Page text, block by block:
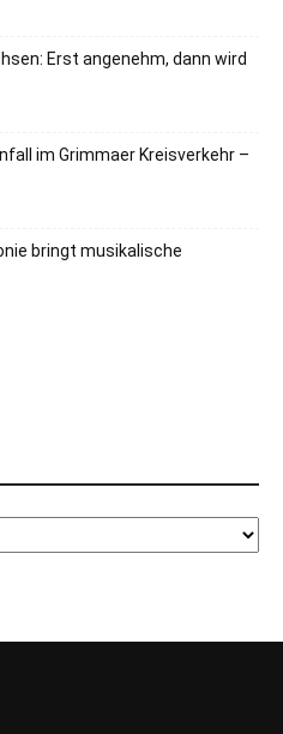
Erst angenehm, dann wird
im Grimmaer Kreisverkehr –
bringt musikalische